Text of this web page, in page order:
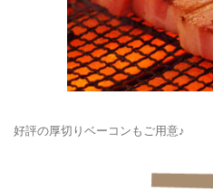
好評の厚切りベーコンもご用意♪